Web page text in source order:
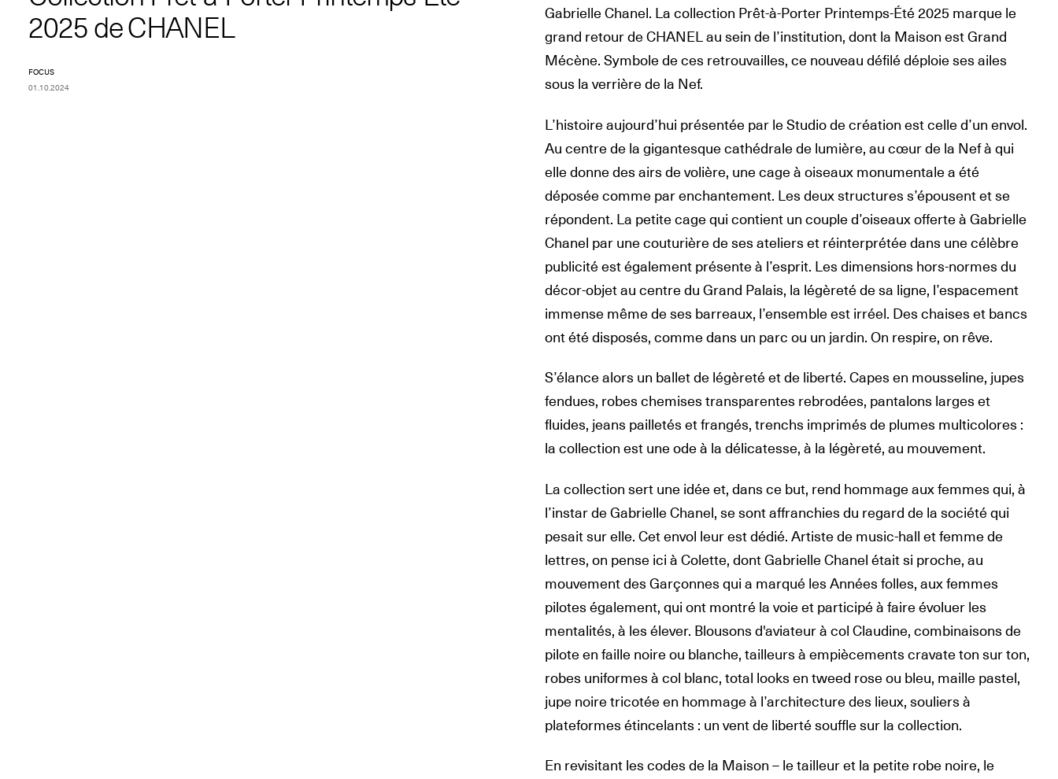
2025 de CHANEL
FOCUS
01.10.2024
Gabrielle Chanel. La collection Prêt-à-Porter Printemps-Été 2025 marque le
grand retour de CHANEL au sein de l’institution, dont la Maison est Grand
Mécène. Symbole de ces retrouvailles, ce nouveau défilé déploie ses ailes
sous la verrière de la Nef.
L’histoire aujourd’hui présentée par le Studio de création est celle d’un envol.
Au centre de la gigantesque cathédrale de lumière, au cœur de la Nef à qui
elle donne des airs de volière, une cage à oiseaux monumentale a été
déposée comme par enchantement. Les deux structures s’épousent et se
répondent. La petite cage qui contient un couple d’oiseaux offerte à Gabrielle
Chanel par une couturière de ses ateliers et réinterprétée dans une célèbre
publicité est également présente à l’esprit. Les dimensions hors-normes du
décor-objet au centre du Grand Palais, la légèreté de sa ligne, l’espacement
immense même de ses barreaux, l’ensemble est irréel. Des chaises et bancs
ont été disposés, comme dans un parc ou un jardin. On respire, on rêve.
S’élance alors un ballet de légèreté et de liberté. Capes en mousseline, jupes
fendues, robes chemises transparentes rebrodées, pantalons larges et
fluides, jeans pailletés et frangés, trenchs imprimés de plumes multicolores :
la collection est une ode à la délicatesse, à la légèreté, au mouvement.
La collection sert une idée et, dans ce but, rend hommage aux femmes qui, à
l’instar de Gabrielle Chanel, se sont affranchies du regard de la société qui
pesait sur elle. Cet envol leur est dédié. Artiste de music-hall et femme de
lettres, on pense ici à Colette, dont Gabrielle Chanel était si proche, au
mouvement des Garçonnes qui a marqué les Années folles, aux femmes
pilotes également, qui ont montré la voie et participé à faire évoluer les
mentalités, à les élever. Blousons d'aviateur à col Claudine, combinaisons de
pilote en faille noire ou blanche, tailleurs à empiècements cravate ton sur ton,
robes uniformes à col blanc, total looks en tweed rose ou bleu, maille pastel,
jupe noire tricotée en hommage à l’architecture des lieux, souliers à
plateformes étincelants : un vent de liberté souffle sur la collection.
En revisitant les codes de la Maison – le tailleur et la petite robe noire, le